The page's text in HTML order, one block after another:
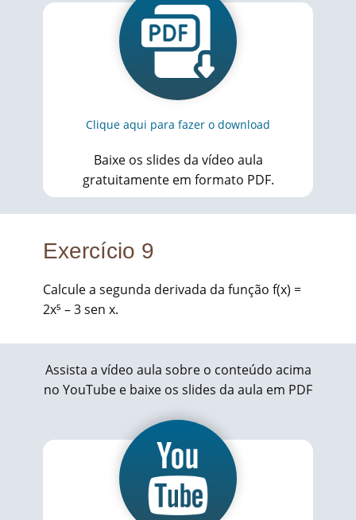
Clique aqui para fazer o download
Baixe os slides da vídeo aula
gratuitamente em formato PDF.
Exercício 9
Calcule a segunda derivada da função f(x) =
2x⁵ – 3 sen x.
Assista a vídeo aula sobre o conteúdo acima
no YouTube e baixe os slides da aula em PDF